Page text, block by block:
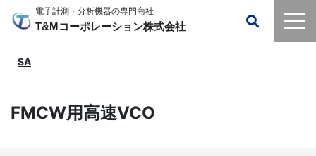
電子計測・分析機器の専門商社
T&Mコーポレーション株式会社
SA
FMCW用高速VCO